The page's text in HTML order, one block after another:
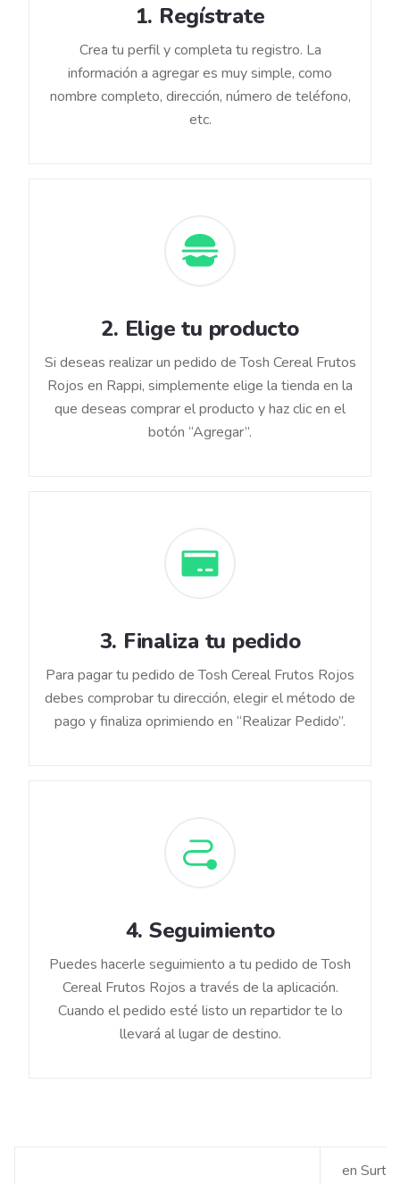
1. Regístrate
Crea tu perfil y completa tu registro. La
información a agregar es muy simple, como
nombre completo, dirección, número de teléfono,
etc.
2. Elige tu producto
Si deseas realizar un pedido de Tosh Cereal Frutos
Rojos en Rappi, simplemente elige la tienda en la
que deseas comprar el producto y haz clic en el
botón “Agregar”.
3. Finaliza tu pedido
Para pagar tu pedido de Tosh Cereal Frutos Rojos
debes comprobar tu dirección, elegir el método de
pago y finaliza oprimiendo en “Realizar Pedido”.
4. Seguimiento
Puedes hacerle seguimiento a tu pedido de Tosh
Cereal Frutos Rojos a través de la aplicación.
Cuando el pedido esté listo un repartidor te lo
llevará al lugar de destino.
en